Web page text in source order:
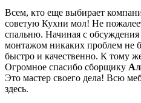
Всем, кто еще выбирает
советую Кухни мол! Не
спальню. Начиная с обсуждения
монтажом никаких проблем не
быстро и качественно. К тому
Огромное спасибо сборщику
Это мастер своего дела! Всю
здесь.